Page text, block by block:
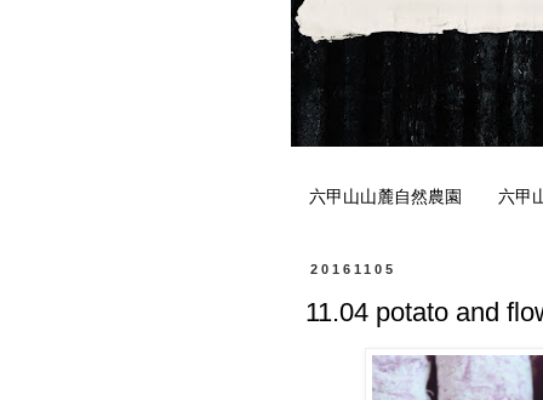
六甲山山麓自然農園 六甲
20161105
11.04 potato and